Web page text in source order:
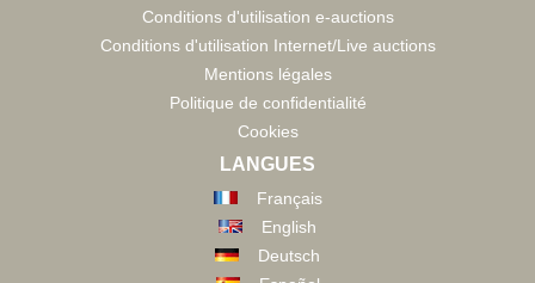
Conditions d'utilisation e-auctions
Conditions d'utilisation Internet/Live auctions
Mentions légales
Politique de confidentialité
Cookies
LANGUES
Français
English
Deutsch